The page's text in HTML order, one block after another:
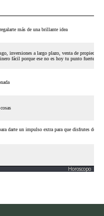
Horoscopo